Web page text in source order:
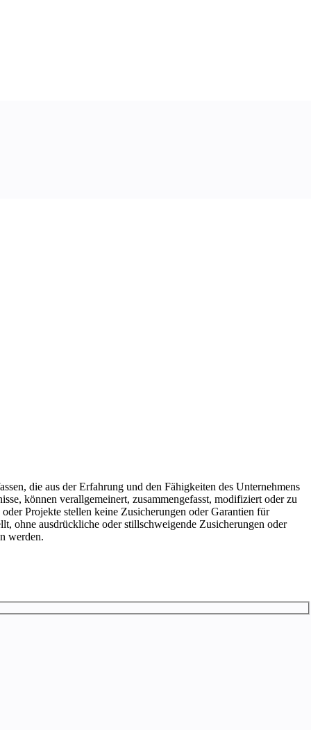
die aus der Erfahrung und den Fähigkeiten des Unternehmens
können verallgemeinert, zusammengefasst, modifiziert oder zu
Projekte stellen keine Zusicherungen oder Garantien für
ohne ausdrückliche oder stillschweigende Zusicherungen oder
werden.